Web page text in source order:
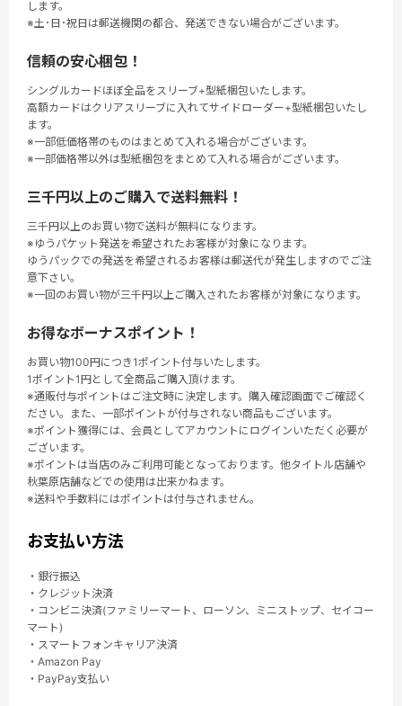
します。
※土･日･祝日は郵送機関の都合、発送できない場合がございます。
信頼の安心梱包！
シングルカードほぼ全品をスリーブ+型紙梱包いたします。
高額カードはクリアスリーブに入れてサイドローダー+型紙梱包いたし
ます。
※一部低価格帯のものはまとめて入れる場合がございます。
※一部価格帯以外は型紙梱包をまとめて入れる場合がございます。
三千円以上のご購入で送料無料！
三千円以上のお買い物で送料が無料になります。
※ゆうパケット発送を希望されたお客様が対象になります。
ゆうパックでの発送を希望されるお客様は郵送代が発生しますのでご注
意下さい。
※一回のお買い物が三千円以上ご購入されたお客様が対象になります。
お得なボーナスポイント！
お買い物100円につき1ポイント付与いたします。
1ポイント1円として全商品ご購入頂けます。
※通販付与ポイントはご注文時に決定します。購入確認画面でご確認く
ださい。また、一部ポイントが付与されない商品もございます。
※ポイント獲得には、会員としてアカウントにログインいただく必要が
ございます。
※ポイントは当店のみご利用可能となっております。他タイトル店舗や
秋葉原店舗などでの使用は出来かねます。
※送料や手数料にはポイントは付与されません。
お支払い方法
・銀行振込
・クレジット決済
・コンビニ決済(ファミリーマート、ローソン、ミニストップ、セイコー
マート)
・スマートフォンキャリア決済
・Amazon Pay
・PayPay支払い